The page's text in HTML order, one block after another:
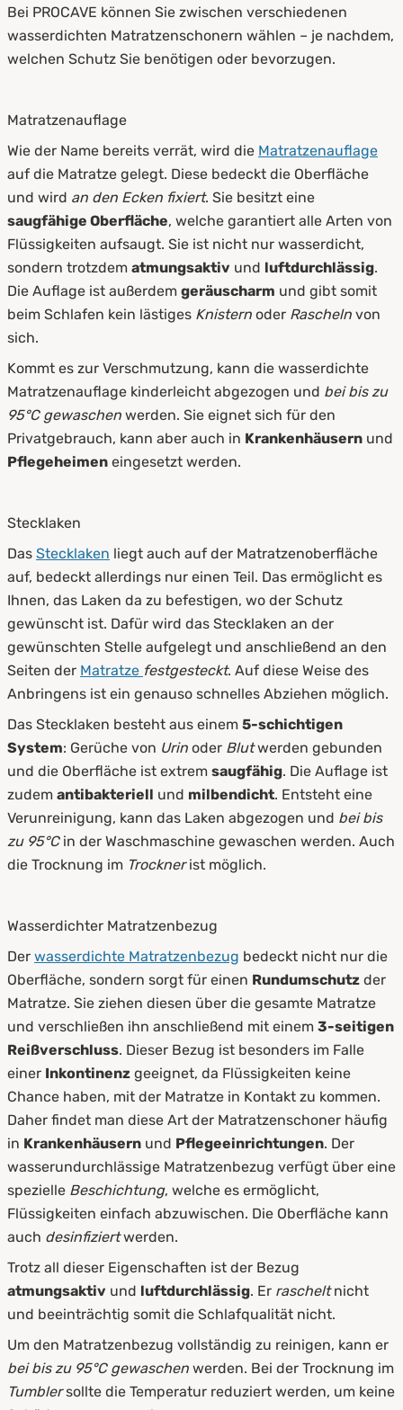
Bei PROCAVE können Sie zwischen verschiedenen
wasserdichten Matratzenschonern wählen – je nachdem,
welchen Schutz Sie benötigen oder bevorzugen.
Matratzenauflage
Wie der Name bereits verrät, wird die Matratzenauflage
auf die Matratze gelegt. Diese bedeckt die Oberfläche
und wird an den Ecken fixiert. Sie besitzt eine
saugfähige Oberfläche, welche garantiert alle Arten von
Flüssigkeiten aufsaugt. Sie ist nicht nur wasserdicht,
sondern trotzdem atmungsaktiv und luftdurchlässig.
Die Auflage ist außerdem geräuscharm und gibt somit
beim Schlafen kein lästiges Knistern oder Rascheln von
sich.
Kommt es zur Verschmutzung, kann die wasserdichte
Matratzenauflage kinderleicht abgezogen und bei bis zu
95°C gewaschen werden. Sie eignet sich für den
Privatgebrauch, kann aber auch in Krankenhäusern und
Pflegeheimen eingesetzt werden.
Stecklaken
Das Stecklaken liegt auch auf der Matratzenoberfläche
auf, bedeckt allerdings nur einen Teil. Das ermöglicht es
Ihnen, das Laken da zu befestigen, wo der Schutz
gewünscht ist. Dafür wird das Stecklaken an der
gewünschten Stelle aufgelegt und anschließend an den
Seiten der Matratze festgesteckt. Auf diese Weise des
Anbringens ist ein genauso schnelles Abziehen möglich.
Das Stecklaken besteht aus einem 5-schichtigen
System: Gerüche von Urin oder Blutwerden gebunden
und die Oberfläche ist extrem saugfähig. Die Auflage ist
zudem antibakteriell und milbendicht. Entsteht eine
Verunreinigung, kann das Laken abgezogen und bei bis
zu 95°Cin der Waschmaschine gewaschen werden. Auch
die Trocknung im Trocknerist möglich.
Wasserdichter Matratzenbezug
Der wasserdichte Matratzenbezug bedeckt nicht nur die
Oberfläche, sondern sorgt für einen Rundumschutz der
Matratze. Sie ziehen diesen über die gesamte Matratze
und verschließen ihn anschließend mit einem 3-seitigen
Reißverschluss. Dieser Bezug ist besonders im Falle
einer Inkontinenz geeignet, da Flüssigkeiten keine
Chance haben, mit der Matratze in Kontakt zu kommen.
Daher findet man diese Art der Matratzenschoner häufig
in Krankenhäusern und Pflegeeinrichtungen. Der
wasserundurchlässige Matratzenbezug verfügt über eine
spezielle Beschichtung, welche es ermöglicht,
Flüssigkeiten einfach abzuwischen. Die Oberfläche kann
auch desinfiziertwerden.
Trotz all dieser Eigenschaften ist der Bezug
atmungsaktiv und luftdurchlässig. Er rascheltnicht
und beeinträchtig somit die Schlafqualität nicht.
Um den Matratzenbezug vollständig zu reinigen, kann er
bei bis zu 95°C gewaschen werden. Bei der Trocknung im
Tumblersollte die Temperatur reduziert werden, um keine